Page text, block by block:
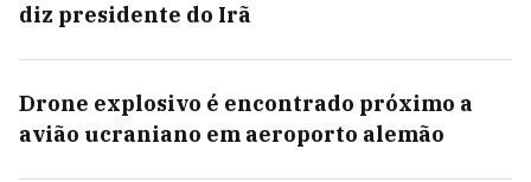
diz presidente do Irã
Drone explosivo é encontrado próximo a
avião ucraniano em aeroporto alemão